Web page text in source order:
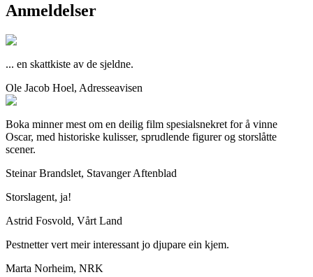
Anmeldelser
... en skattkiste av de sjeldne.
Ole Jacob Hoel, Adresseavisen
Boka minner mest om en deilig film spesialsnekret for å vinne
Oscar, med historiske kulisser, sprudlende figurer og storslåtte
scener.
Steinar Brandslet, Stavanger Aftenblad
Storslagent, ja!
Astrid Fosvold, Vårt Land
Pestnetter vert meir interessant jo djupare ein kjem.
Marta Norheim, NRK